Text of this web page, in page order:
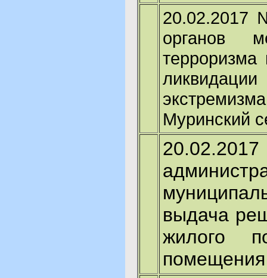
20.02.2017
органов
Муринский
выдача
жилого